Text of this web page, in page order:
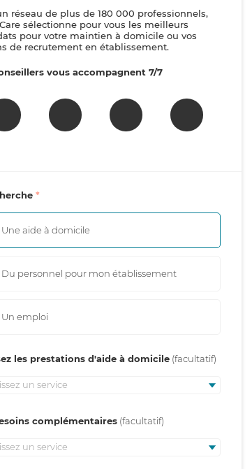
réseau de plus de 180 000 professionnels,
sélectionne pour vous les meilleurs
pour votre maintien à domicile ou vos
de recrutement en établissement.
vous accompagnent 7/7
Une aide à domicile
Du personnel pour mon établissement
Un emploi
les prestations d'aide à domicile
un service
complémentaires
un service